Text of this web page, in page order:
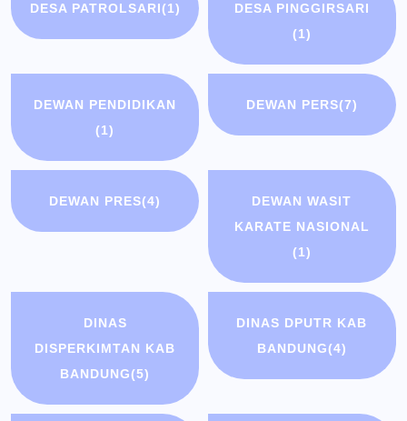
DESA PATROLSARI(1)
DESA PINGGIRSARI
(1)
DEWAN PENDIDIKAN
(1)
DEWAN PERS(7)
DEWAN PRES(4)
DEWAN WASIT
KARATE NASIONAL
(1)
DINAS
DISPERKIMTAN KAB
BANDUNG(5)
DINAS DPUTR KAB
BANDUNG(4)